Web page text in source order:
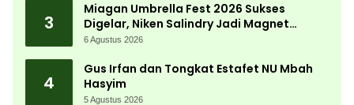
3
Miagan Umbrella Fest 2026 Sukses
Digelar, Niken Salindry Jadi Magnet
Ribuan Pengunjung
6 Agustus 2026
4
Gus Irfan dan Tongkat Estafet NU Mbah
Hasyim
5 Agustus 2026